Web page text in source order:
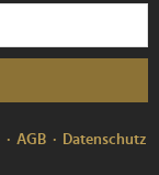
AGB
Datenschutz